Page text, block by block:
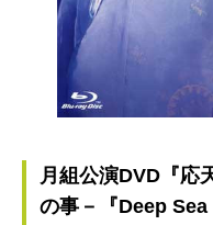
月組公演DVD『応
の事－『Deep Sea